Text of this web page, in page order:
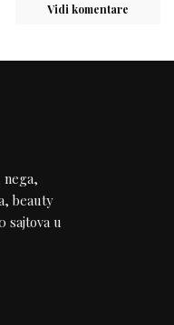
Vidi komentare
nega,
beauty
sajtova u